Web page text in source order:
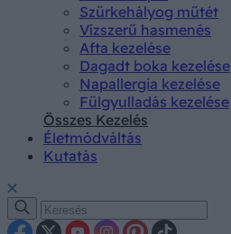
Szürkehályog műtét
Vízszerű hasmenés
Afta kezelése
Dagadt boka kezelése
Napallergia kezelése
Fülgyulladás kezelése
Összes Kezelés
Életmódváltás
Kutatás